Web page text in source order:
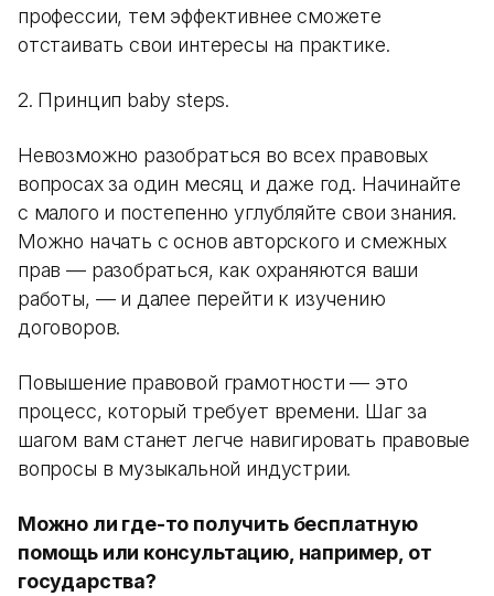
профессии, тем эффективнее сможете
отстаивать свои интересы на практике.
2. Принцип baby steps.
Невозможно разобраться во всех правовых
вопросах за один месяц и даже год. Начинайте
с малого и постепенно углубляйте свои знания.
Можно начать с основ авторского и смежных
прав — разобраться, как охраняются ваши
работы, — и далее перейти к изучению
договоров.
Повышение правовой грамотности — это
процесс, который требует времени. Шаг за
шагом вам станет легче навигировать правовые
вопросы в музыкальной индустрии.
Можно ли где-то получить бесплатную
помощь или консультацию, например, от
государства?